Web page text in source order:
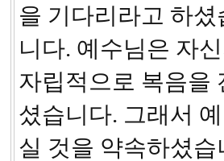
을 기다리라고 하
니다. 예수님은 자
자립적으로 복음을
셨습니다. 그래서
실 것을 약속하셨